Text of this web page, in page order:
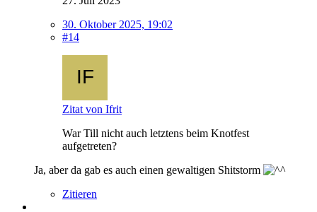
30. Oktober 2025, 19:02
#14
Zitat von Ifrit
War Till nicht auch letztens beim Knotfest
aufgetreten?
Ja, aber da gab es auch einen gewaltigen Shitstorm
Zitieren